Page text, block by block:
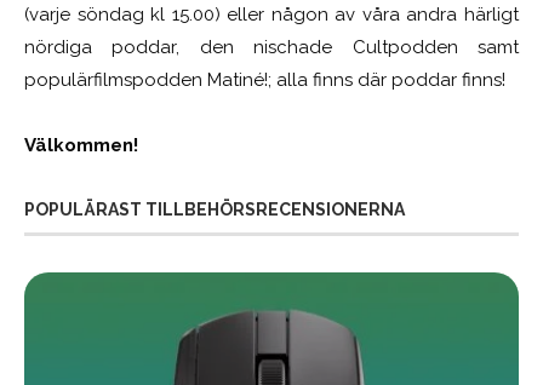
(varje söndag kl 15.00) eller någon av våra andra härligt
nördiga poddar, den nischade Cultpodden samt
populärfilmspodden Matiné!; alla finns där poddar finns!
Välkommen!
POPULÄRAST TILLBEHÖRSRECENSIONERNA